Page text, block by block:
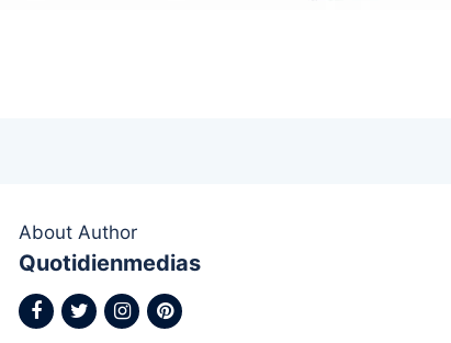
About Author
Quotidienmedias